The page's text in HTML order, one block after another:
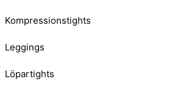
Kompressionstights
Leggings
Löpartights